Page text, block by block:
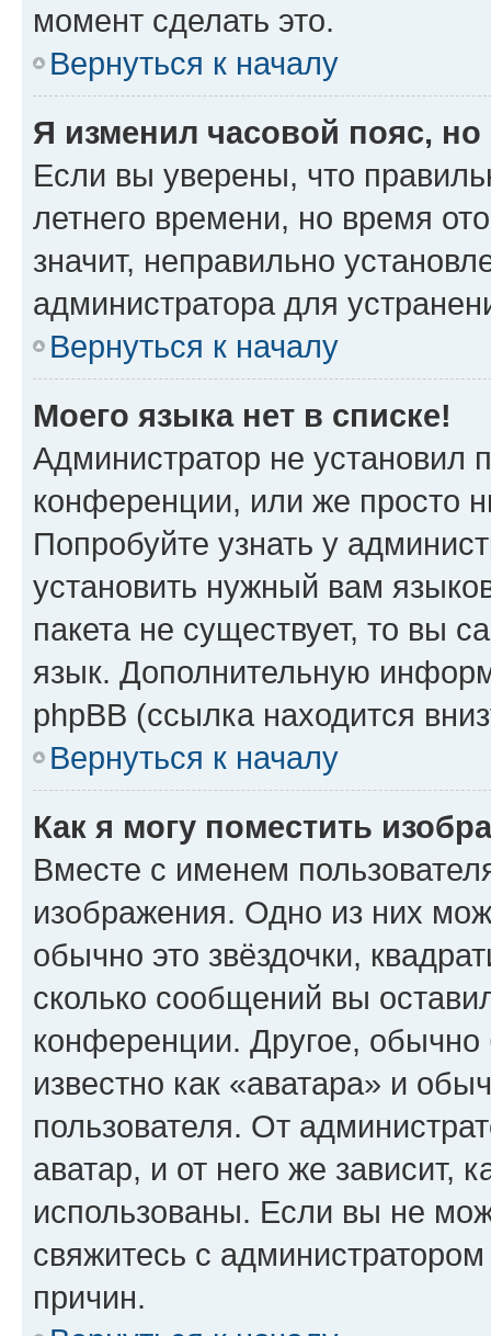
момент сделать это.
Вернуться к началу
Я изменил часовой пояс,
Если вы уверены, что
летнего времени, но время
значит, неправильно
администратора для
Вернуться к началу
Моего языка нет в списке!
Администратор не установил
конференции, или же просто
Попробуйте узнать у
установить нужный вам
пакета не существует, то вы
язык. Дополнительную
phpBB (ссылка находится
Вернуться к началу
Как я могу поместить
Вместе с именем
изображения. Одно из них
обычно это звёздочки,
сколько сообщений вы
конференции. Другое,
известно как «аватара» и
пользователя. От
аватар, и от него же зависит,
использованы. Если вы не
свяжитесь с
причин.